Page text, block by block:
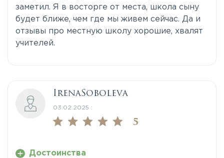
заметил. Я в восторге от места, школа сыну
будет ближе, чем где мы живем сейчас. Да и
отзывы про местную школу хорошие, хвалят
учителей.
IrenaSoboleva
03.02.2025 :
5
Достоинства